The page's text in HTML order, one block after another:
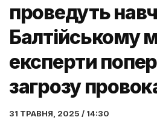
проведуть
Балтійському
експерти
загрозу
31 ТРАВНЯ, 2025 / 14:30